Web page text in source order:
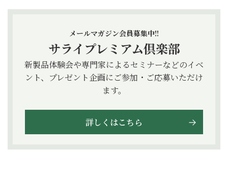
メールマガジン会員募集中!!
サライプレミアム倶楽部
新製品体験会や専門家によるセミナーなどのイベ
ント、プレゼント企画にご参加・ご応募いただけ
ます。
詳しくはこちら